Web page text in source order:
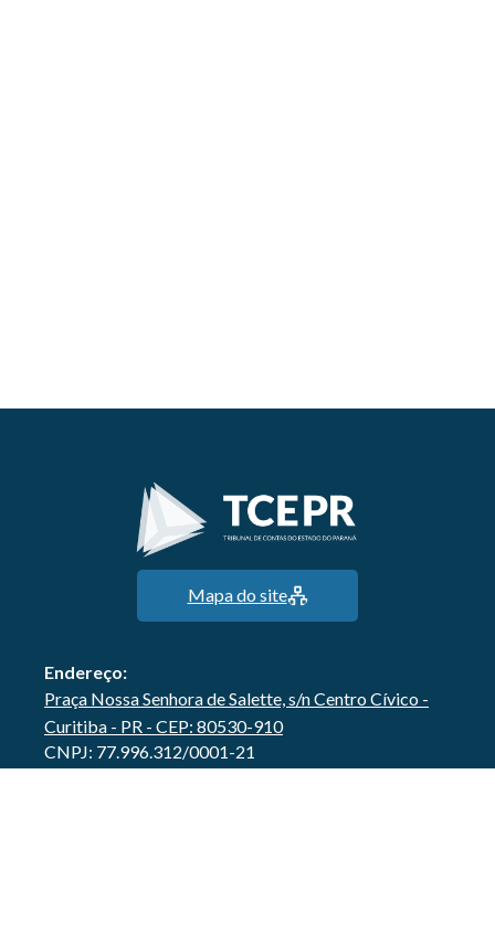
Mapa do site
Endereço:
Praça Nossa Senhora de Salette, s/n Centro Cívico -
Curitiba - PR - CEP: 80530-910
CNPJ: 77.996.312/0001-21